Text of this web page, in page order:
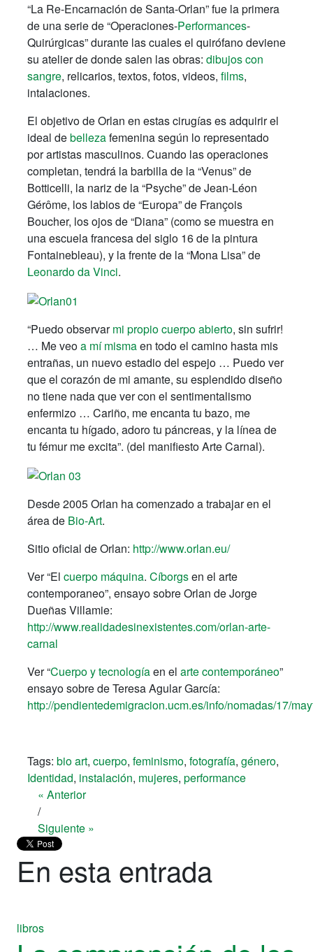
“La Re-Encarnación de Santa-Orlan” fue la primera
de una serie de “Operaciones-Performances-
Quirúrgicas” durante las cuales el quirófano deviene
su atelier de donde salen las obras: dibujos con
sangre, relicarios, textos, fotos, videos, films,
intalaciones.
El objetivo de Orlan en estas cirugías es adquirir el
ideal debellezafemenina según lo representado
por artistas masculinos. Cuando las operaciones
completan, tendrá la barbilla de la “Venus” de
Botticelli, la nariz de la “Psyche” de Jean-Léon
Gérôme, los labios de “Europa” de François
Boucher, los ojos de “Diana” (como se muestra en
una escuela francesa del siglo 16 de la pintura
Fontainebleau), y la frente de la “Mona Lisa” de
Leonardo da Vinci.
“Puedo observarmi propio cuerpoabierto, sin sufrir!
… Me veoa mí mismaen todo el camino hasta mis
entrañas, un nuevo estadio del espejo … Puedo ver
que el corazón de mi amante, su esplendido diseño
no tiene nada que ver con el sentimentalismo
enfermizo … Cariño, me encanta tu bazo, me
encanta tu hígado, adoro tu páncreas, y la línea de
tu fémur me excita”. (del manifiesto Arte Carnal).
Desde 2005 Orlan ha comenzado a trabajar en el
área de Bio-Art.
Sitio oficial de Orlan: http://www.orlan.eu/
Ver “El cuerpo máquina. Cíborgsen el arte
contemporaneo”, ensayo sobre Orlan de Jorge
Dueñas Villamie:
http://www.realidadesinexistentes.com/orlan-arte-
carnal
Ver “Cuerpo y tecnologíaen el arte contemporáneo”
ensayo sobre de Teresa Agular García:
http://pendientedemigracion.ucm.es/info/nomadas/17/
Tags: bio art, cuerpo, feminismo, fotografía, género,
Identidad, instalación, mujeres, performance
« Anterior
/
Siguiente »
En esta entrada
libros